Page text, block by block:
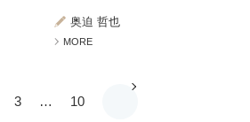
奥迫 哲也
MORE
3 … 10